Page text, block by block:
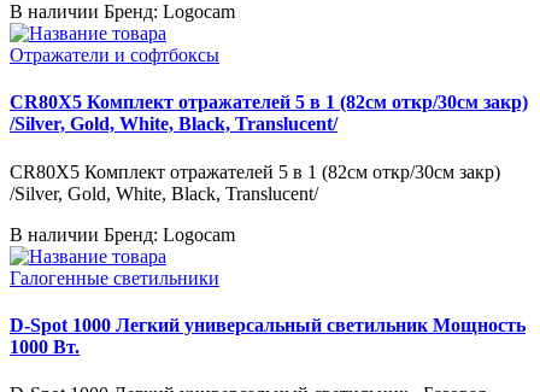
В наличии Бренд: Logocam
Отражатели и софтбоксы
CR80X5 Комплект отражателей 5 в 1 (82см откр/30см закр)
/Silver, Gold, White, Black, Translucent/
CR80X5 Комплект отражателей 5 в 1 (82см откр/30см закр)
/Silver, Gold, White, Black, Translucent/
В наличии Бренд: Logocam
Галогенные светильники
D-Spot 1000 Легкий универсальный светильник Мощность
1000 Вт.